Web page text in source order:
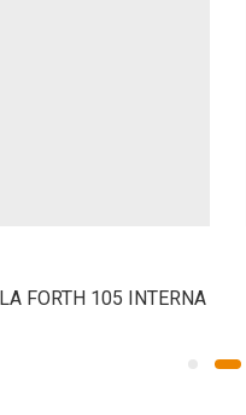
FORTH 105 INTERNA